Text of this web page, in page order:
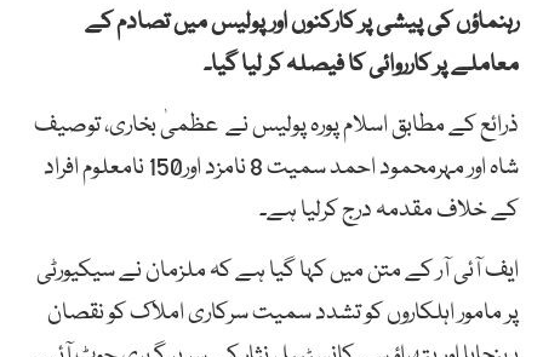
رہنماؤں کی پیشی پر کارکنوں اور پولیس میں تصادم کے
معاملے پر کارروائی کا فیصلہ کر لیا گیا۔
ذرائع کے مطابق اسلام پورہ پولیس نے عظمیٰ بخاری، توصیف
شاہ اور مہرمحمود احمد سمیت 8 نامزد اور150 نامعلوم افراد
کے خلاف مقدمہ درج کرلیا ہے۔
ایف آئی آر کے متن میں کہا گیا ہے کہ ملزمان نے سیکیورٹی
پر مامور اہلکاروں کو تشدد سمیت سرکاری املاک کو نقصان